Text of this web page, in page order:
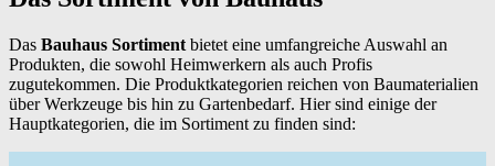
Das Bauhaus Sortiment bietet eine umfangreiche Auswahl an
Produkten, die sowohl Heimwerkern als auch Profis
zugutekommen. Die Produktkategorien reichen von Baumaterialien
über Werkzeuge bis hin zu Gartenbedarf. Hier sind einige der
Hauptkategorien, die im Sortiment zu finden sind: